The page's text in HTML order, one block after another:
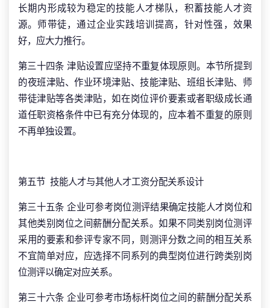
长期内形成较为稳定的技能人才梯队，积蓄技能人才资
源。师带徒，通过企业实践培训提高，针对性强，效果
好，应大力推行。
第三十四条 津贴设置应坚持不重复体现原则。本节所提到
的夜班津贴、作业环境津贴、技能津贴、班组长津贴、师
带徒津贴等各类津贴，如在岗位评价要素或者职级成长通
道任职资格条件中已有充分体现的，应本着不重复的原则
不再单独设置。
第五节 技能人才与其他人才工资分配关系设计
第三十五条 企业可参考岗位测评结果确定技能人才岗位和
其他类别岗位之间薪酬分配关系。如果不同类别岗位测评
采用的要素和参评专家不同，则测评分数之间的相互关系
不宜简单对应，应选择不同系列的典型岗位进行跨类别岗
位测评以确定对应关系。
第三十六条 企业可参考市场标杆岗位之间的薪酬分配关系